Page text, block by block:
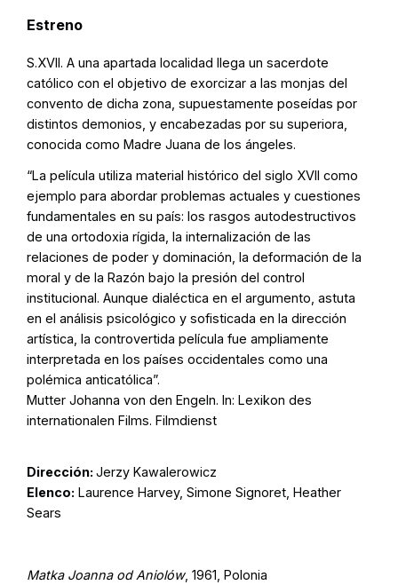
Estreno
S.XVII. A una apartada localidad llega un sacerdote
católico con el objetivo de exorcizar a las monjas del
convento de dicha zona, supuestamente poseídas por
distintos demonios, y encabezadas por su superiora,
conocida como Madre Juana de los ángeles.
“La película utiliza material histórico del siglo XVII como
ejemplo para abordar problemas actuales y cuestiones
fundamentales en su país: los rasgos autodestructivos
de una ortodoxia rígida, la internalización de las
relaciones de poder y dominación, la deformación de la
moral y de la Razón bajo la presión del control
institucional. Aunque dialéctica en el argumento, astuta
en el análisis psicológico y sofisticada en la dirección
artística, la controvertida película fue ampliamente
interpretada en los países occidentales como una
polémica anticatólica”.
Mutter Johanna von den Engeln. In: Lexikon des
internationalen Films. Filmdienst
Dirección: Jerzy Kawalerowicz
Elenco: Laurence Harvey, Simone Signoret, Heather
Sears
Matka Joanna od Aniolów, 1961, Polonia